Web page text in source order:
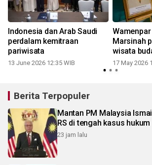
Indonesia dan Arab Saudi
perdalam kemitraan
pariwisata
13 June 2026 12:35 WIB
Marsinah
wisata
17 May 2026
Berita Terpopuler
Mantan PM Malaysia
RS di tengah kasus hukum
23 jam lalu